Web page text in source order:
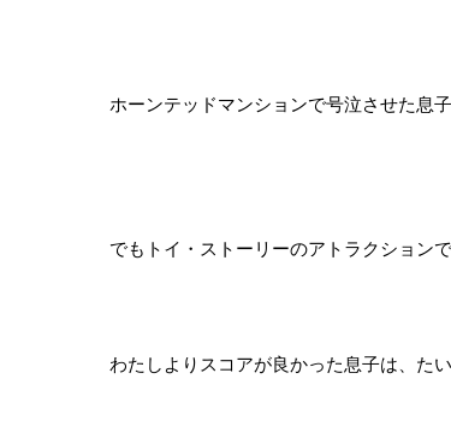
ホーンテッドマンションで号泣させた息
でもトイ・ストーリーのアトラクション
わたしよりスコアが良かった息子は、た